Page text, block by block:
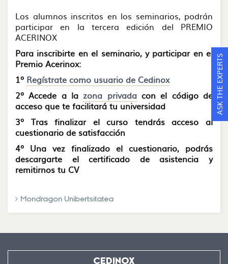
Los alumnos inscritos en los seminarios, podrán
participar en la tercera edición del PREMIO
ACERINOX
Para inscribirte en el seminario, y participar en el
Premio Acerinox:
1º Regístrate como usuario de Cedinox
2º Accede a lazona privadacon el código de
acceso que te facilitará tu universidad
3º Tras finalizar el curso tendrás acceso al
cuestionario de satisfacción
4º Una vez finalizado el cuestionario, podrás
descargarte el certificado de asistencia y
remitirnos tu CV
Mondragon Unibertsitatea
CEDINOX
ASK THE EXPERTS